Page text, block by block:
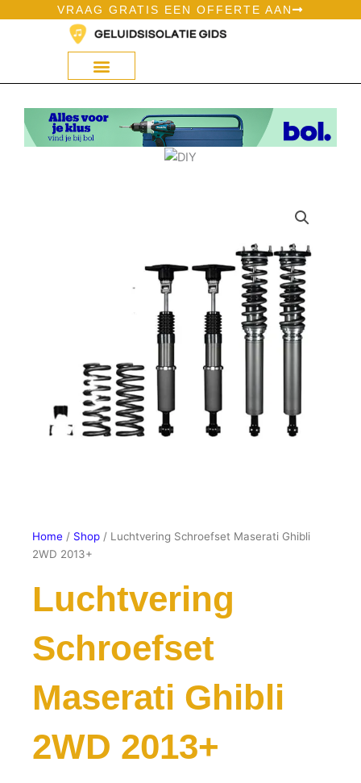
VRAAG GRATIS EEN OFFERTE AAN
Home / Shop / Luchtvering Schroefset Maserati Ghibli
2WD 2013+
Luchtvering
Schroefset
Maserati Ghibli
2WD 2013+